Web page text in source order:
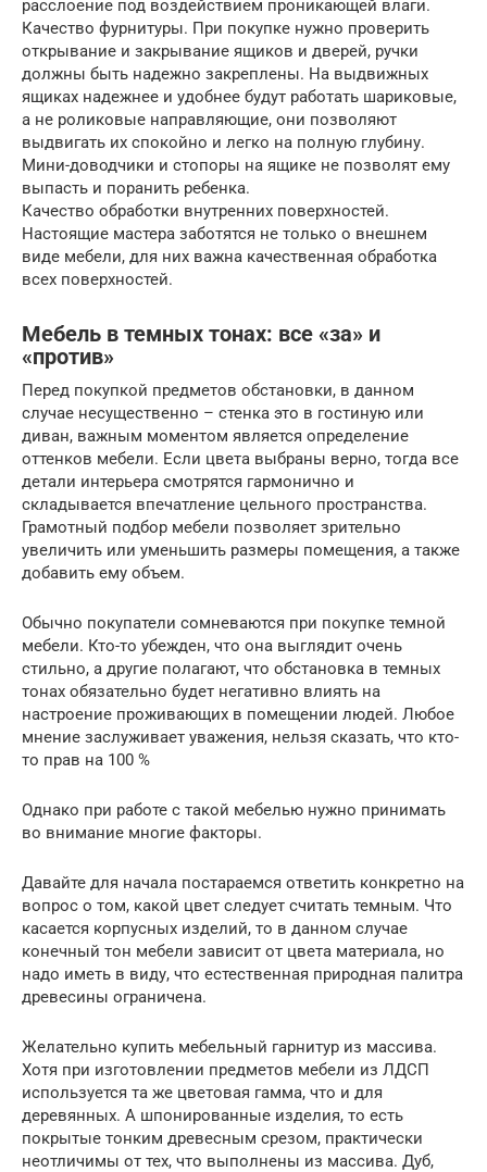
расслоение под воздействием проникающей влаги.
Качество фурнитуры. При покупке нужно проверить
открывание и закрывание ящиков и дверей, ручки
должны быть надежно закреплены. На выдвижных
ящиках надежнее и удобнее будут работать шариковые,
а не роликовые направляющие, они позволяют
выдвигать их спокойно и легко на полную глубину.
Мини-доводчики и стопоры на ящике не позволят ему
выпасть и поранить ребенка.
Качество обработки внутренних поверхностей.
Настоящие мастера заботятся не только о внешнем
виде мебели, для них важна качественная обработка
всех поверхностей.
Мебель в темных тонах: все «за» и
«против»
Перед покупкой предметов обстановки, в данном
случае несущественно – стенка это в гостиную или
диван, важным моментом является определение
оттенков мебели. Если цвета выбраны верно, тогда все
детали интерьера смотрятся гармонично и
складывается впечатление цельного пространства.
Грамотный подбор мебели позволяет зрительно
увеличить или уменьшить размеры помещения, а также
добавить ему объем.
Обычно покупатели сомневаются при покупке темной
мебели. Кто-то убежден, что она выглядит очень
стильно, а другие полагают, что обстановка в темных
тонах обязательно будет негативно влиять на
настроение проживающих в помещении людей. Любое
мнение заслуживает уважения, нельзя сказать, что кто-
то прав на 100 %
Однако при работе с такой мебелью нужно принимать
во внимание многие факторы.
Давайте для начала постараемся ответить конкретно на
вопрос о том, какой цвет следует считать темным. Что
касается корпусных изделий, то в данном случае
конечный тон мебели зависит от цвета материала, но
надо иметь в виду, что естественная природная палитра
древесины ограничена.
Желательно купить мебельный гарнитур из массива.
Хотя при изготовлении предметов мебели из ЛДСП
используется та же цветовая гамма, что и для
деревянных. А шпонированные изделия, то есть
покрытые тонким древесным срезом, практически
неотличимы от тех, что выполнены из массива. Дуб,